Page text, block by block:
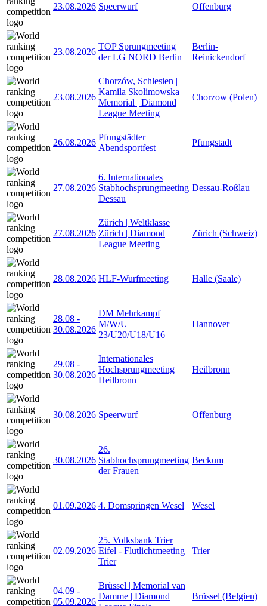
23.08.2026 Speerwurf Offenburg
23.08.2026
TOP Sprungmeeting
der LG NORD Berlin
Berlin-
Reinickendorf
23.08.2026
Chorzów, Schlesien |
Kamila Skolimowska
Memorial | Diamond
League Meeting
Chorzow (Polen)
26.08.2026
Pfungstädter
Abendsportfest
Pfungstadt
27.08.2026
6. Internationales
Stabhochsprungmeeting
Dessau
Dessau-Roßlau
27.08.2026
Zürich | Weltklasse
Zürich | Diamond
League Meeting
Zürich (Schweiz)
28.08.2026 HLF-Wurfmeeting Halle (Saale)
28.08 -
30.08.2026
DM Mehrkampf
M/W/U
23/U20/U18/U16
Hannover
29.08 -
30.08.2026
Internationales
Hochsprungmeeting
Heilbronn
Heilbronn
30.08.2026 Speerwurf Offenburg
30.08.2026
26.
Stabhochsprungmeeting
der Frauen
Beckum
01.09.2026 4. Domspringen Wesel Wesel
02.09.2026
25. Volksbank Trier
Eifel - Flutlichtmeeting
Trier
Trier
04.09 -
05.09.2026
Brüssel | Memorial van
Damme | Diamond
Brüssel (Belgien)